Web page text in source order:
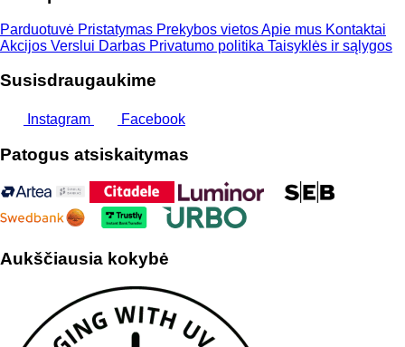
Parduotuvė Pristatymas Prekybos vietosApie mus Kontaktai
Akcijos Verslui Darbas Privatumo politika Taisyklės ir sąlygos
Susisdraugaukime
Instagram Facebook
Patogus atsiskaitymas
Aukščiausia kokybė